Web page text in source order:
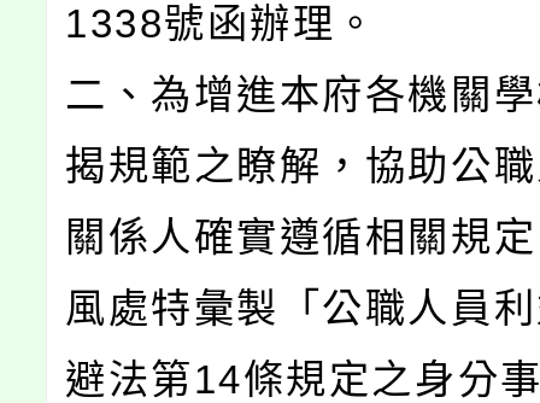
1338號函辦理。
二、為增進本府各機關
揭規範之瞭解，協助公
關係人確實遵循相關規
風處特彙製「公職人員
避法第14條規定之身分